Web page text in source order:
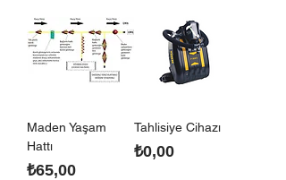
Maden Yaşam
Hattı
Fiyat
₺65,00
Tahlisiye Cihazı
Fiyat
₺0,00